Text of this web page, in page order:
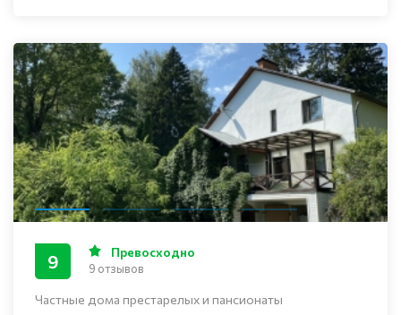
Частные дома престарелых и пансионаты
9 Превосходно
9 отзывов